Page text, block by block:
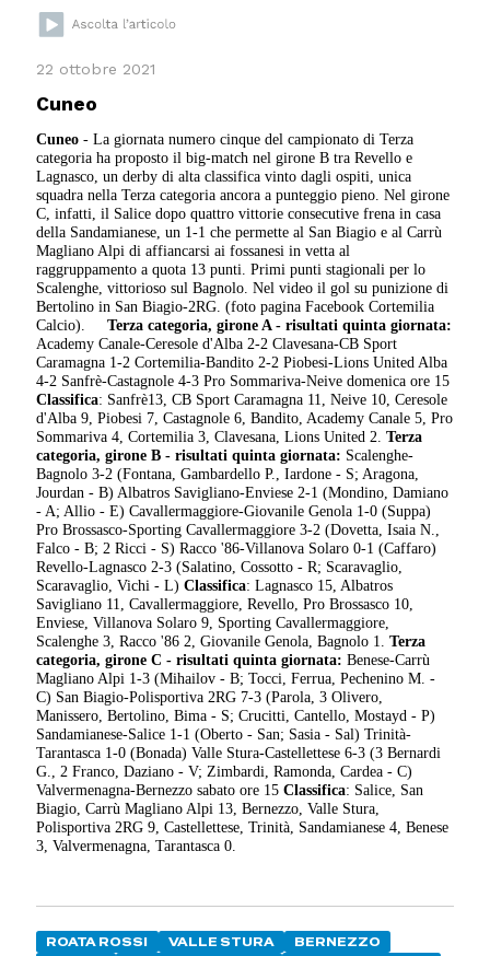
22 ottobre 2021
Cuneo
Cuneo - La giornata numero cinque del campionato di Terza
categoria ha proposto il big-match nel girone B tra Revello e
Lagnasco, un derby di alta classifica vinto dagli ospiti, unica
squadra nella Terza categoria ancora a punteggio pieno. Nel girone
C, infatti, il Salice dopo quattro vittorie consecutive frena in casa
della Sandamianese, un 1-1 che permette al San Biagio e al Carrù
Magliano Alpi di affiancarsi ai fossanesi in vetta al
raggruppamento a quota 13 punti. Primi punti stagionali per lo
Scalenghe, vittorioso sul Bagnolo. Nel video il gol su punizione di
Bertolino in San Biagio-2RG. (foto pagina Facebook Cortemilia
Calcio).Terza categoria, girone A - risultati quinta giornata:
Academy Canale-Ceresole d'Alba 2-2 Clavesana-CB Sport
Caramagna 1-2 Cortemilia-Bandito 2-2 Piobesi-Lions United Alba
4-2 Sanfrè-Castagnole 4-3 Pro Sommariva-Neive domenica ore 15
Classifica: Sanfrè13, CB Sport Caramagna 11, Neive 10, Ceresole
d'Alba 9, Piobesi 7, Castagnole 6, Bandito, Academy Canale 5, Pro
Sommariva 4, Cortemilia 3, Clavesana, Lions United 2.Terza
categoria, girone B - risultati quinta giornata: Scalenghe-
Bagnolo 3-2 (Fontana, Gambardello P., Iardone - S; Aragona,
Jourdan - B) Albatros Savigliano-Enviese 2-1 (Mondino, Damiano
- A; Allio - E) Cavallermaggiore-Giovanile Genola 1-0 (Suppa)
Pro Brossasco-Sporting Cavallermaggiore 3-2 (Dovetta, Isaia N.,
Falco - B; 2 Ricci - S) Racco '86-Villanova Solaro 0-1 (Caffaro)
Revello-Lagnasco 2-3 (Salatino, Cossotto - R; Scaravaglio,
Scaravaglio, Vichi - L)Classifica: Lagnasco 15, Albatros
Savigliano 11, Cavallermaggiore, Revello, Pro Brossasco 10,
Enviese, Villanova Solaro 9, Sporting Cavallermaggiore,
Scalenghe 3, Racco '86 2, Giovanile Genola, Bagnolo 1.Terza
categoria, girone C - risultati quinta giornata: Benese-Carrù
Magliano Alpi 1-3 (Mihailov - B; Tocci, Ferrua, Pechenino M. -
C) San Biagio-Polisportiva 2RG 7-3 (Parola, 3 Olivero,
Manissero, Bertolino, Bima - S; Crucitti, Cantello, Mostayd - P)
Sandamianese-Salice 1-1 (Oberto - San; Sasia - Sal) Trinità-
Tarantasca 1-0 (Bonada) Valle Stura-Castellettese 6-3 (3 Bernardi
G., 2 Franco, Daziano - V; Zimbardi, Ramonda, Cardea - C)
Valvermenagna-Bernezzo sabato ore 15Classifica: Salice, San
Biagio, Carrù Magliano Alpi 13, Bernezzo, Valle Stura,
Polisportiva 2RG 9, Castellettese, Trinità, Sandamianese 4, Benese
3, Valvermenagna, Tarantasca 0.
ROATA ROSSI VALLE STURA
BERNEZZO